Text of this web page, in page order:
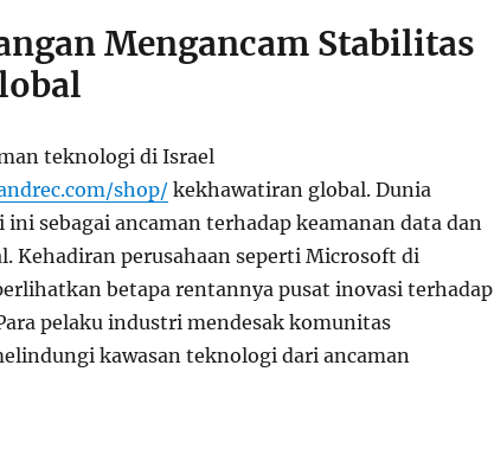
Mengancam Stabilitas
teknologi di Israel
shop/kekhawatiran global. Dunia
sebagai ancaman terhadap keamanan data dan
Kehadiran perusahaan seperti Microsoft di
betapa rentannya pusat inovasi terhadap
pelaku industri mendesak komunitas
kawasan teknologi dari ancaman